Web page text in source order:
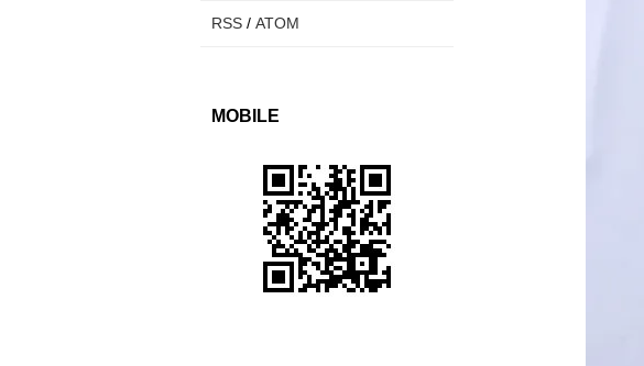
RSS / ATOM
MOBILE